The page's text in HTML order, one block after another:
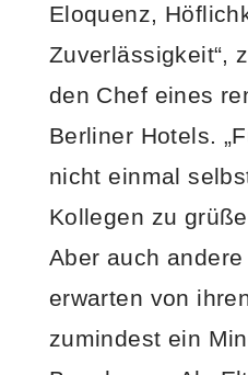
Eloquenz,
Zuverlässigkeit“,
den Chef eines
Berliner Hotels.
nicht einmal
Kollegen zu
Aber auch
erwarten von
zumindest ein